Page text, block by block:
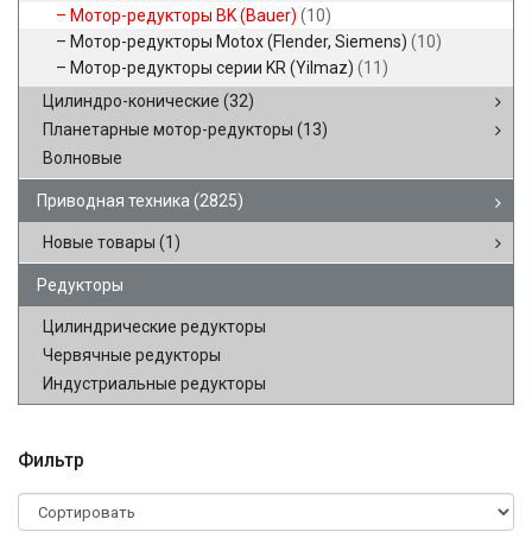
Мотор-редукторы BK (Bauer) (10)
Мотор-редукторы Motox (Flender, Siemens) (10)
Мотор-редукторы серии KR (Yilmaz) (11)
Цилиндро-конические (32)
Планетарные мотор-редукторы (13)
Волновые
Приводная техника (2825)
Новые товары (1)
Редукторы
Цилиндрические редукторы
Червячные редукторы
Индустриальные редукторы
Фильтр